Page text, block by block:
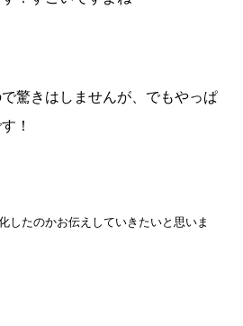
驚きはしませんが、でもやっぱ
！
したのかお伝えしていきたいと思いま